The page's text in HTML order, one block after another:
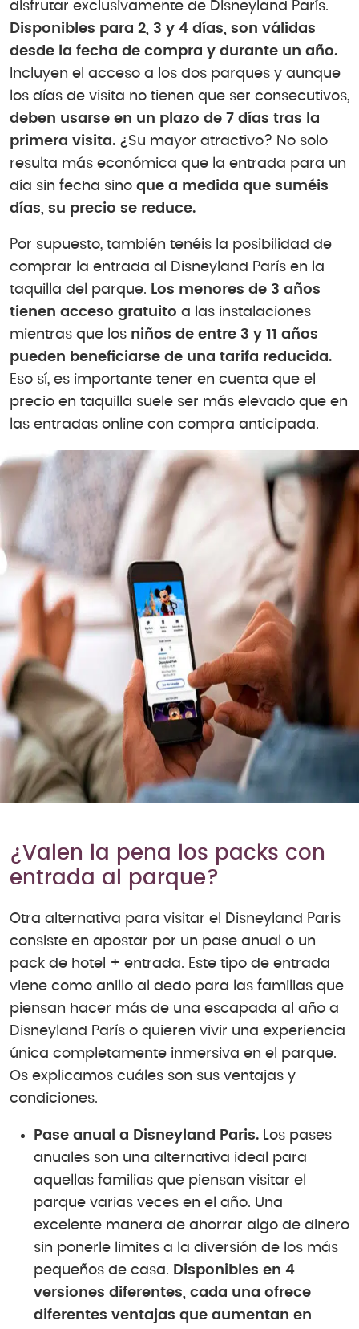
disfrutar exclusivamente de Disneyland París.
Disponibles para 2, 3 y 4 días, son válidas
desde la fecha de compra y durante un año.
Incluyen el acceso a los dos parques y aunque
los días de visita no tienen que ser consecutivos,
deben usarse en un plazo de 7 días tras la
primera visita. ¿Su mayor atractivo? No solo
resulta más económica que la entrada para un
día sin fecha sino que a medida que suméis
días, su precio se reduce.
Por supuesto, también tenéis la posibilidad de
comprar la entrada al Disneyland París en la
taquilla del parque. Los menores de 3 años
tienen acceso gratuito a las instalaciones
mientras que los niños de entre 3 y 11 años
pueden beneficiarse de una tarifa reducida.
Eso sí, es importante tener en cuenta que el
precio en taquilla suele ser más elevado que en
las entradas online con compra anticipada.
¿Valen la pena los packs con
entrada al parque?
Otra alternativa para visitar el Disneyland Paris
consiste en apostar por un pase anual o un
pack de hotel + entrada. Este tipo de entrada
viene como anillo al dedo para las familias que
piensan hacer más de una escapada al año a
Disneyland París o quieren vivir una experiencia
única completamente inmersiva en el parque.
Os explicamos cuáles son sus ventajas y
condiciones.
Pase anual a Disneyland Paris. Los pases
anuales son una alternativa ideal para
aquellas familias que piensan visitar el
parque varias veces en el año. Una
excelente manera de ahorrar algo de dinero
sin ponerle limites a la diversión de los más
pequeños de casa. Disponibles en 4
versiones diferentes, cada una ofrece
diferentes ventajas que aumentan en